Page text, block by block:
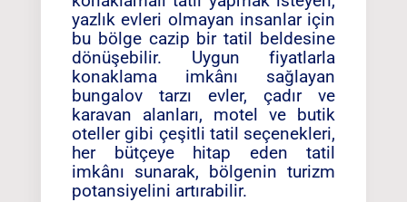
yazlık evleri olmayan insanlar için
bu bölge cazip bir tatil beldesine
dönüşebilir. Uygun fiyatlarla
konaklama imkânı sağlayan
bungalov tarzı evler, çadır ve
karavan alanları, motel ve butik
oteller gibi çeşitli tatil seçenekleri,
her bütçeye hitap eden tatil
imkânı sunarak, bölgenin turizm
potansiyelini artırabilir.